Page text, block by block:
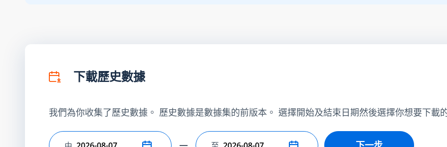
下載歷史數據
我們為你收集了歷史數據。 歷史數據是數據集的前版本。 選擇開始及結束日期然後選擇你想要下載